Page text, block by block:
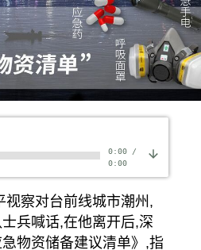
0:00/
0:00
察对台前线城市潮州,
兵喊话,在他离开后,深
物资储备建议清单》,指